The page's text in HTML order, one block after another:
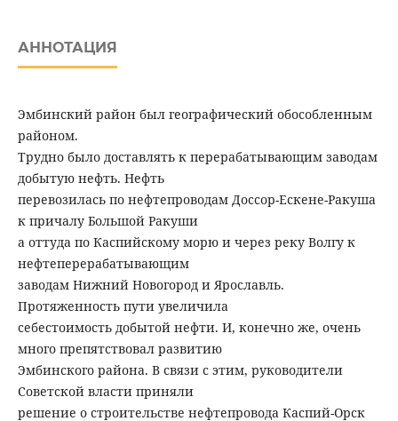
АННОТАЦИЯ
Эмбинский район был географический обособленным
районом.
Трудно было доставлять к перерабатывающим заводам
добытую нефть. Нефть
перевозилась по нефтепроводам Доссор-Ескене-Ракуша
к причалу Большой Ракуши
а оттуда по Каспийскому морю и через реку Волгу к
нефтеперерабатывающим
заводам Нижний Новогород и Ярославль.
Протяженность пути увеличила
себестоимость добытой нефти. И, конечно же, очень
много препятствовал развитию
Эмбинского района. В связи с этим, руководители
Советской власти приняли
решение о строительстве нефтепровода Каспий-Орск